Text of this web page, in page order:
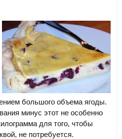
большого объема ягоды.
минус этот не особенно
для того, чтобы
не потребуется.